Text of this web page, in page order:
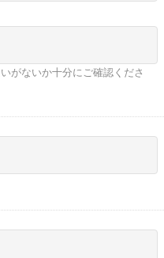
がないか十分にご確認くださ